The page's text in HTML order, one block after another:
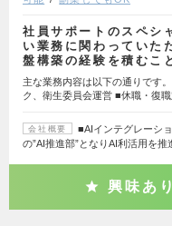
社員サポートのスペシ
い業務に関わっていた
盤構築の経験を積むこ
主な業務内容は以下の通りです
ク、衛生委員会運営 ■休職・復
会社概要
■AIインテグレーシ
の”AI推進部”となりAI利活⽤を
興味あり